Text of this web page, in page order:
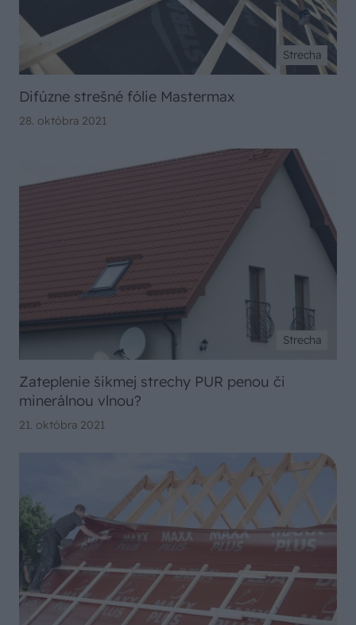
Strecha
Difúzne strešné fólie Mastermax
28. októbra 2021
Strecha
Zateplenie šikmej strechy PUR penou či
minerálnou vlnou?
21. októbra 2021